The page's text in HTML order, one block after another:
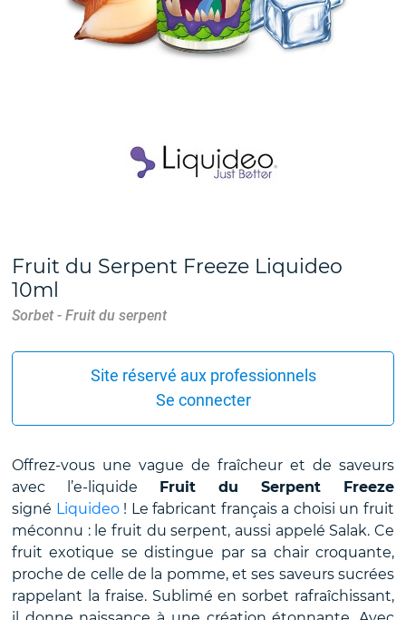
Fruit du Serpent Freeze Liquideo
10ml
Sorbet - Fruit du serpent
Site réservé aux professionnels
Se connecter
Offrez-vous une vague de fraîcheur et de saveurs
avec l’e-liquide Fruit du Serpent Freeze
signé Liquideo! Le fabricant français a choisi un fruit
méconnu : le fruit du serpent, aussi appelé Salak. Ce
fruit exotique se distingue par sa chair croquante,
proche de celle de la pomme, et ses saveurs sucrées
rappelant la fraise. Sublimé en sorbet rafraîchissant,